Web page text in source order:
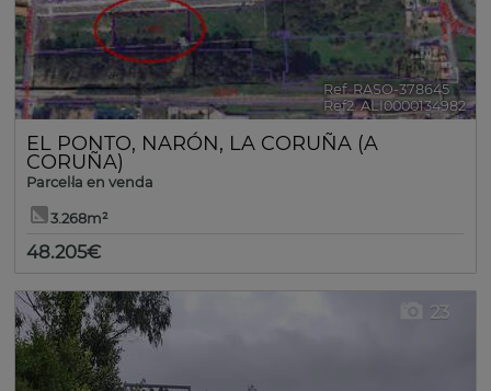
Ref. RASO-378645 🔗
Ref2. ALI0000134982
EL PONTO, NARÓN, LA CORUÑA (A
CORUÑA)
Parcel·la en venda
3.268m²
48.205€
23